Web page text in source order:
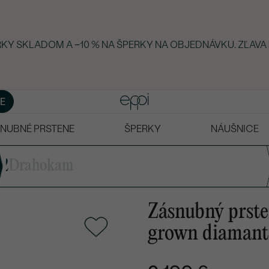
SKLADOM A −10 % NA ŠPERKY NA OBJEDNÁVKU.
PRSTENE ŠPERKY NÁUŠNICE
2
Zásnubný
grown